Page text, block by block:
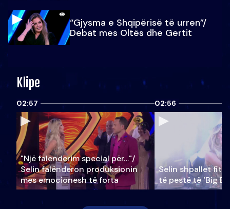
“Gjysma e Shqipërisë të urren”/
Debat mes Oltës dhe Gertit
Klipe
02:57
"Një falenderim special për…"/
Selin falënderon produksionin
mes emocionesh të forta
02:56
Selin shpallet
të pestë të ‘Big